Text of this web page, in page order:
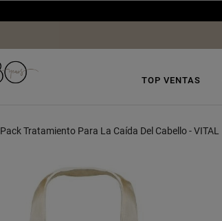
TOP VENTAS
Pack Tratamiento Para La Caída Del Cabello - VITAL